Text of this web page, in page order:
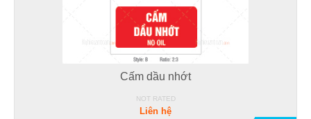
Cấm dầu nhớt
NOT RATED
Liên hệ